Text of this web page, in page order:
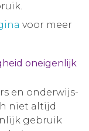
voor meer
oneigenlijk
en onderwijs-
niet altijd
gebruik